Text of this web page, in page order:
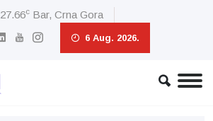
27.66c Bar, Crna Gora
6 Aug. 2026.